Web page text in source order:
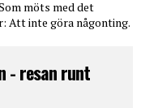
möts med det
Att inte göra någonting.
- resan runt